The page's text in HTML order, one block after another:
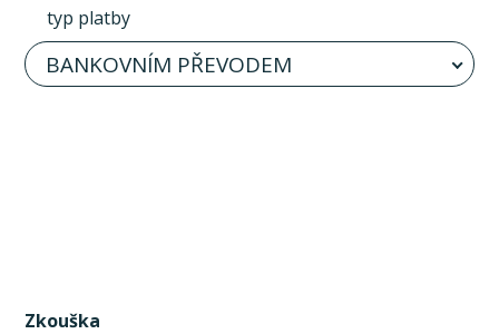
typ platby
BANKOVNÍM PŘEVODEM
Zkouška